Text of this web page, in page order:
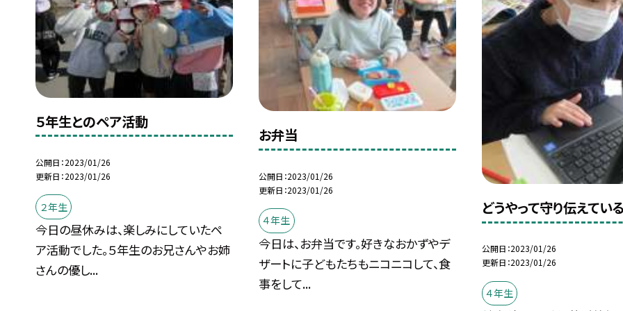
５年生とのペア活動
公開日 2023/01/26
更新日 2023/01/26
２年生
今日の昼休みは、楽しみにしていたペ
ア活動でした。５年生のお兄さんやお姉
さんの優し...
お弁当
公開日 2023/01/26
更新日 2023/01/26
４年生
今日は、お弁当です。好きなおかずやデ
ザートに子どもたちもニコニコして、食
事をして...
どうやって守り伝えてい
公開日 2023/01/26
更新日 2023/01/26
４年生